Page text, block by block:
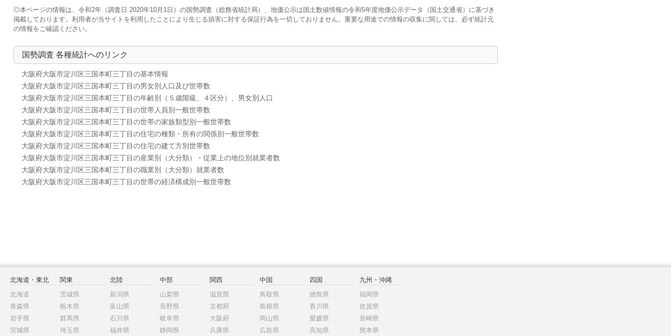
◎本ページの情報は、令和2年（調査日 2020年10月1日）の国勢調査（総務省統計局）、地価公示は国土数値情報の令和5年度地価公示データ（国土交通省）に基づき
掲載しております。利用者が当サイトを利用したことにより生じる損害に対する保証行為を一切しておりません。重要な用途での情報の収集に関しては、必ず統計元
の情報をご確認ください。
国勢調査 各種統計へのリンク
大阪府大阪市淀川区三国本町三丁目の基本情報
大阪府大阪市淀川区三国本町三丁目の男女別人口及び世帯数
大阪府大阪市淀川区三国本町三丁目の年齢別（５歳階級、４区分）、男女別人口
大阪府大阪市淀川区三国本町三丁目の世帯人員別一般世帯数
大阪府大阪市淀川区三国本町三丁目の世帯の家族類型別一般世帯数
大阪府大阪市淀川区三国本町三丁目の住宅の種類・所有の関係別一般世帯数
大阪府大阪市淀川区三国本町三丁目の住宅の建て方別世帯数
大阪府大阪市淀川区三国本町三丁目の産業別（大分類）・従業上の地位別就業者数
大阪府大阪市淀川区三国本町三丁目の職業別（大分類）就業者数
大阪府大阪市淀川区三国本町三丁目の世帯の経済構成別一般世帯数
北海道・東北
北海道
青森県
岩手県
宮城県
関東
茨城県
栃木県
群馬県
埼玉県
北陸
新潟県
富山県
石川県
福井県
中部
山梨県
長野県
岐阜県
静岡県
関西
滋賀県
京都府
大阪府
兵庫県
中国
鳥取県
島根県
岡山県
広島県
四国
徳島県
香川県
愛媛県
高知県
九州・沖縄
福岡県
佐賀県
長崎県
熊本県